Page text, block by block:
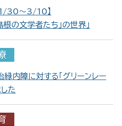
30～3/10】
根の文学者たち」の世界」
緑内障に対する「グリーンレー
た